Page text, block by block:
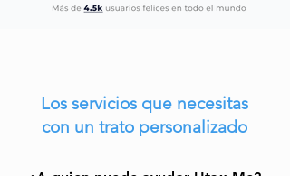
Los servicios que necesitas
con un trato personalizado